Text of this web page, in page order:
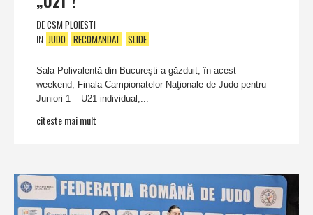
DECSM PLOIESTI
IN JUDO RECOMANDAT SLIDE
Sala Polivalentă din Bucureşti a găzduit, în acest
weekend, Finala Campionatelor Naţionale de Judo pentru
Juniori 1 – U21 individual,...
citeste mai mult